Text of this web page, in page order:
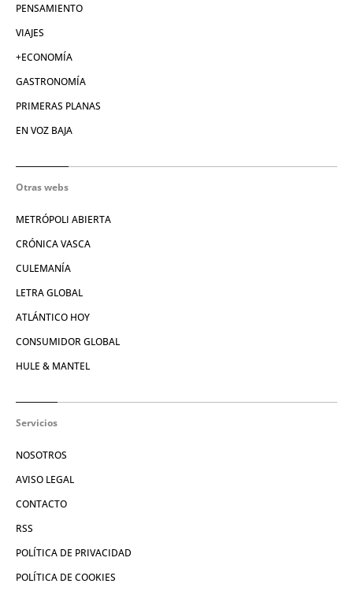
PENSAMIENTO
VIAJES
+ECONOMÍA
GASTRONOMÍA
PRIMERAS PLANAS
EN VOZ BAJA
Otras webs
METRÓPOLI ABIERTA
CRÓNICA VASCA
CULEMANÍA
LETRA GLOBAL
ATLÁNTICO HOY
CONSUMIDOR GLOBAL
HULE & MANTEL
Servicios
NOSOTROS
AVISO LEGAL
CONTACTO
RSS
POLÍTICA DE PRIVACIDAD
POLÍTICA DE COOKIES